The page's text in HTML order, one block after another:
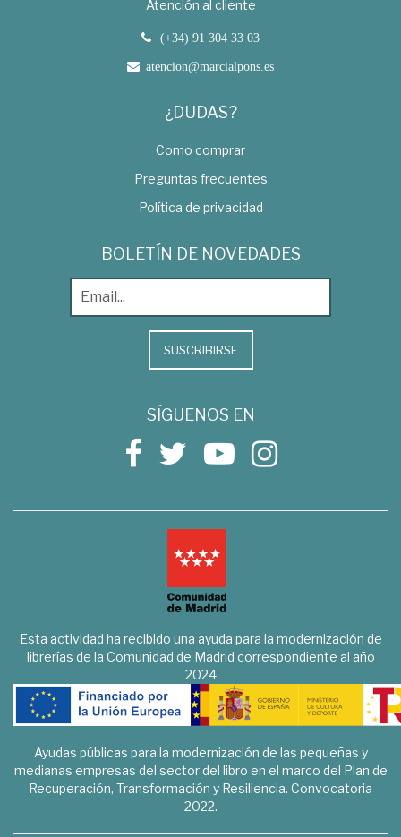
Atención al cliente
(+34) 91 304 33 03
atencion@marcialpons.es
¿DUDAS?
Como comprar
Preguntas frecuentes
Política de privacidad
BOLETÍN DE NOVEDADES
SUSCRIBIRSE
SÍGUENOS EN
Esta actividad ha recibido una ayuda para la modernización de
librerías de la Comunidad de Madrid correspondiente al año
2024
Ayudas públicas para la modernización de las pequeñas y
medianas empresas del sector del libro en el marco del Plan de
Recuperación, Transformación y Resiliencia. Convocatoria
2022.